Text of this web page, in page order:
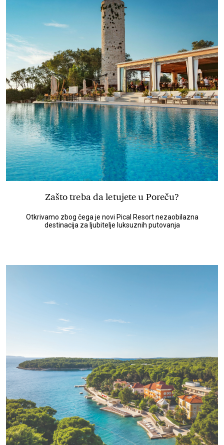
Zašto treba da letujete u Poreču?
Otkrivamo zbog čega je novi Pical Resort nezaobilazna
destinacija za ljubitelje luksuznih putovanja